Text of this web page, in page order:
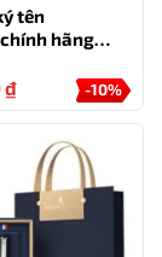
tên
hãng
đính đá
-10%
₫